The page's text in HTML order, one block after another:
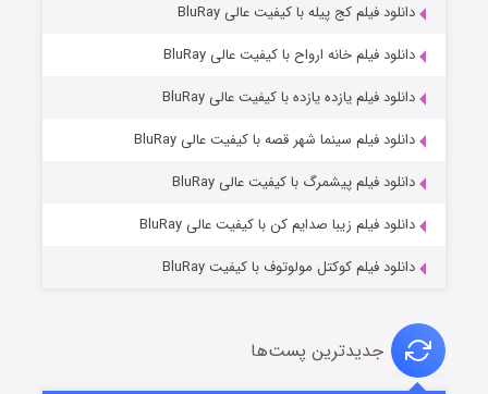
دانلود فیلم کج‌ پیله با کیفیت عالی BluRay
دانلود فیلم خانه ارواح با کیفیت عالی BluRay
دانلود فیلم یازده یازده با کیفیت عالی BluRay
دانلود فیلم سینما شهر قصه با کیفیت عالی BluRay
دانلود فیلم پیشمرگ با کیفیت عالی BluRay
دانلود فیلم زیبا صدایم کن با کیفیت عالی BluRay
دانلود فیلم کوکتل مولوتوف با کیفیت BluRay
جدیدترین پست‌ها